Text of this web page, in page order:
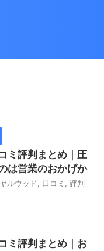
ミ評判まとめ｜圧
は営業のおかげか
ルウッド 口コミ 評判
ミ評判まとめ｜お